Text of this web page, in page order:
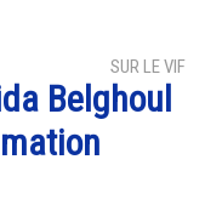
SUR LE VIF
Belghoul